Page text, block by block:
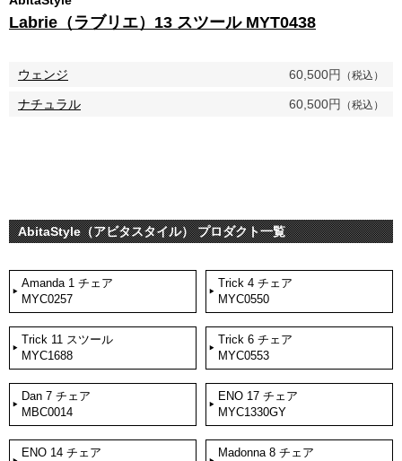
Labrie（ラブリエ）13 スツール MYT0438
ウェンジ 60,500円 （税込）
ナチュラル 60,500円 （税込）
AbitaStyle（アビタスタイル） プロダクト一覧
Amanda 1 チェア
MYC0257
Trick 4 チェア
MYC0550
Trick 11 スツール
MYC1688
Trick 6 チェア
MYC0553
Dan 7 チェア
MBC0014
ENO 17 チェア
MYC1330GY
ENO 14 チェア
Madonna 8 チェア